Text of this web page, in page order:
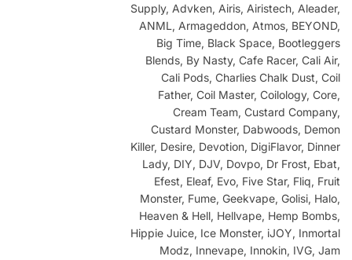
Supply, Advken, Airis, Airistech, Aleader,
ANML, Armageddon, Atmos, BEYOND,
Big Time, Black Space, Bootleggers
Blends, By Nasty, Cafe Racer, Cali Air,
Cali Pods, Charlies Chalk Dust, Coil
Father, Coil Master, Coilology, Core,
Cream Team, Custard Company,
Custard Monster, Dabwoods, Demon
Killer, Desire, Devotion, DigiFlavor, Dinner
Lady, DIY, DJV, Dovpo, Dr Frost, Ebat,
Efest, Eleaf, Evo, Five Star, Fliq, Fruit
Monster, Fume, Geekvape, Golisi, Halo,
Heaven & Hell, Hellvape, Hemp Bombs,
Hippie Juice, Ice Monster, iJOY, Inmortal
Modz, Innevape, Innokin, IVG, Jam